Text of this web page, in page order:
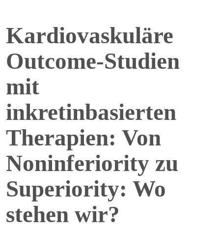
Kardiovaskuläre
Outcome-Studien
mit
inkretinbasierten
Therapien: Von
Noninferiority zu
Superiority: Wo
stehen wir?